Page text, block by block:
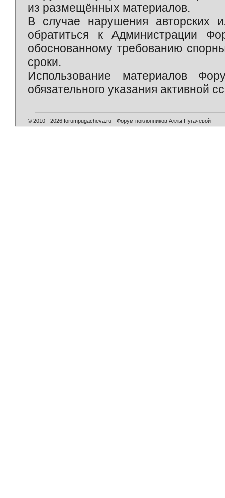
из размещённых материалов.
В случае нарушения авторских
обратиться к Администрации
обоснованному требованию
сроки.
Использование материалов
обязательного указания активной
© 2010 - 2026 forumpugacheva.ru - Форум поклонников Аллы Пугачевой